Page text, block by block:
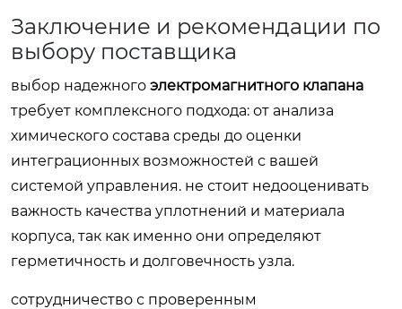
Заключение и рекомендации по
выбору поставщика
выбор надежного электромагнитного клапана
требует комплексного подхода: от анализа
химического состава среды до оценки
интеграционных возможностей с вашей
системой управления. не стоит недооценивать
важность качества уплотнений и материала
корпуса, так как именно они определяют
герметичность и долговечность узла.
сотрудничество с проверенным